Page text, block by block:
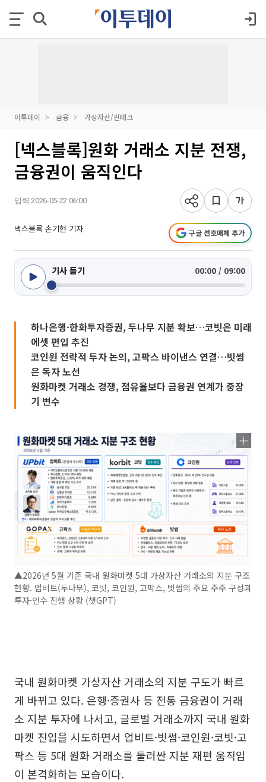
이투데이 금융 가상자산/핀테크
[넥스블록]원화 거래소 지분 전쟁,
금융권이 움직인다
입력 2026-05-22 06:00
넥스블록 손기현 기자 구글 선호매체 추가
기사 듣기 00:00 / 09:00
하나은행·한화투자증권, 두나무 지분 확보…코빗은 미래
에셋 편입 추진
코인원 전략적 투자 논의, 고팍스 바이낸스 연결…빗썸
은 독자 노선
원화마켓 거래소 경쟁, 점유율보다 금융권 연계가 중장
기 변수
▲2026년 5월 기준 국내 원화마켓 5대 가상자산 거래소의 지분 구조
현황. 업비트(두나무), 코빗, 코인원, 고팍스, 빗썸의 주요 주주 구성과
투자·인수 진행 상황 (챗GPT)
국내 원화마켓 가상자산 거래소의 지분 구도가 빠르
게 바뀌고 있다. 은행·증권사 등 전통 금융권이 거래
소 지분 투자에 나서고, 글로벌 거래소까지 국내 원화
마켓 진입을 시도하면서 업비트·빗썸·코인원·코빗·고
팍스 등 5대 원화 거래소를 둘러싼 지분 재편 움직임
이 본격화하는 모습이다.